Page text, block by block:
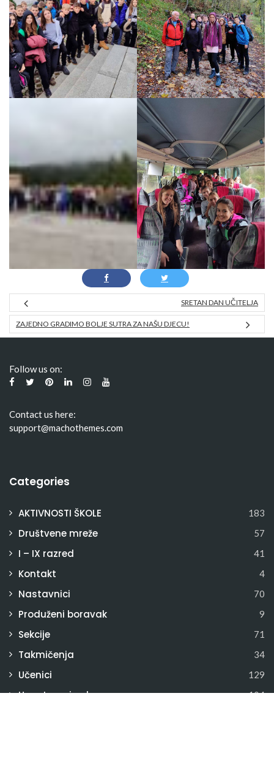
SRETAN DAN UČITELJA
ZAJEDNO GRADIMO BOLJE SUTRA ZA NAŠU DJECU!
Follow us on:
Contact us here:
support@machothemes.com
Categories
AKTIVNOSTI ŠKOLE 183
Društvene mreže 57
I – IX razred 41
Kontakt 4
Nastavnici 70
Produženi boravak 9
Sekcije 71
Takmičenja 34
Učenici 129
Uncategorized 104